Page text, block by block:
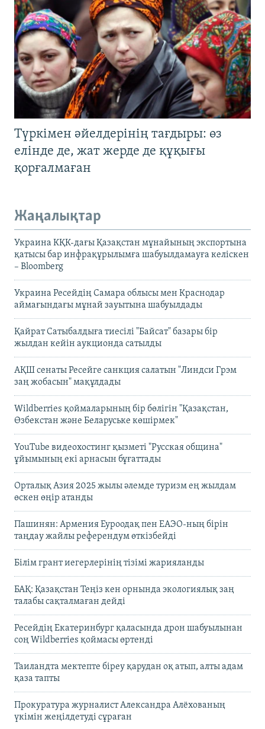
Түркімен әйелдерінің тағдыры: өз
елінде де, жат жерде де құқығы
қорғалмаған
Жаңалықтар
Украина КҚК-дағы Қазақстан мұнайының экспортына
қатысы бар инфрақұрылымға шабуылдамауға келіскен
– Bloomberg
Украина Ресейдің Самара облысы мен Краснодар
аймағындағы мұнай зауытына шабуылдады
Қайрат Сатыбалдыға тиесілі "Байсат" базары бір
жылдан кейін аукционда сатылды
АҚШ сенаты Ресейге санкция салатын "Линдси Грэм
заң жобасын" мақұлдады
Wildberries қоймаларының бір бөлігін "Қазақстан,
Өзбекстан және Беларуське көшірмек"
YouTube видеохостинг қызметі "Русская община"
ұйымының екі арнасын бұғаттады
Орталық Азия 2025 жылы әлемде туризм ең жылдам
өскен өңір атанды
Пашинян: Армения Еуроодақ пен ЕАЭО-ның бірін
таңдау жайлы референдум өткізбейді
Білім грант иегерлерінің тізімі жарияланды
БАҚ: Қазақстан Теңіз кен орнында экологиялық заң
талабы сақталмаған дейді
Ресейдің Екатеринбург қаласында дрон шабуылынан
соң Wildberries қоймасы өртенді
Таиландта мектепте біреу қарудан оқ атып, алты адам
қаза тапты
Прокуратура журналист Александра Алёхованың
үкімін жеңілдетуді сұраған